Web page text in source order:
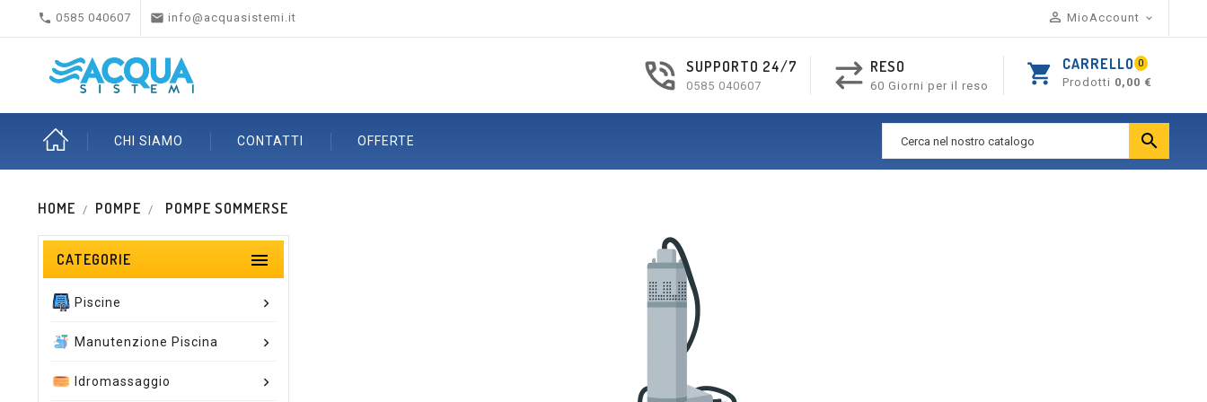
 0585 040607  info@acquasistemi.it  MioAccount 
shopping_cart CARRELLO 0
Prodotti 0,00 €
SUPPORTO 24/7
0585 040607
RESO
60 Giorni per il reso
CHI SIAMO CONTATTI OFFERTE 
HOME POMPE POMPE SOMMERSE
CATEGORIE 
Piscine
Manutenzione Piscina
Idromassaggio